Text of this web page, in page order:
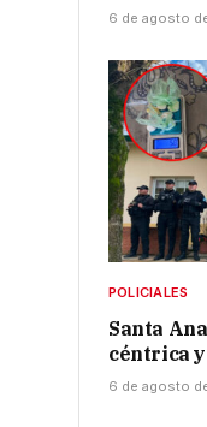
6 de agosto
POLICIALES
Santa
céntrica
6 de agosto